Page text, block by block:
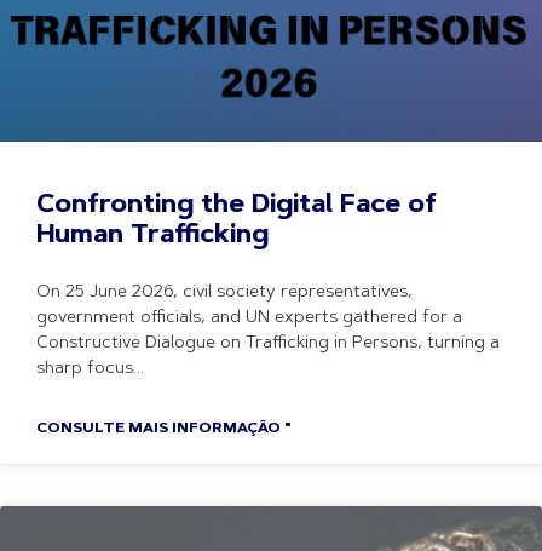
Confronting the Digital Face of
Human Trafficking
On 25 June 2026, civil society representatives,
government officials, and UN experts gathered for a
Constructive Dialogue on Trafficking in Persons, turning a
sharp focus
CONSULTE MAIS INFORMAÇÃO "